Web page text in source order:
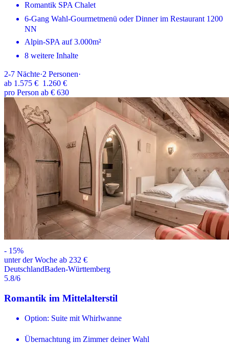
Romantik SPA Chalet
6-Gang Wahl-Gourmetmenü oder Dinner im Restaurant 1200
NN
Alpin-SPA auf 3.000m²
8 weitere Inhalte
2-7 Nächte·2 Personen·
ab 1.575 € 1.260 €
pro Person ab € 630
- 15%
unter der Woche ab 232 €
DeutschlandBaden-Württemberg
5.8/6
Romantik im Mittelalterstil
Option: Suite mit Whirlwanne
Übernachtung im Zimmer deiner Wahl